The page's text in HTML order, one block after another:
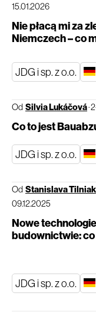
15.01.2026
Nie płacą mi za
Niemczech – co
JDG i sp. z o.o.
Od Silvia Lukáčová·
Co to jest
JDG i sp. z o.o.
Od Stanislava Tilniak
09.12.2025
Nowe
budownictwie:
JDG i sp. z o.o.